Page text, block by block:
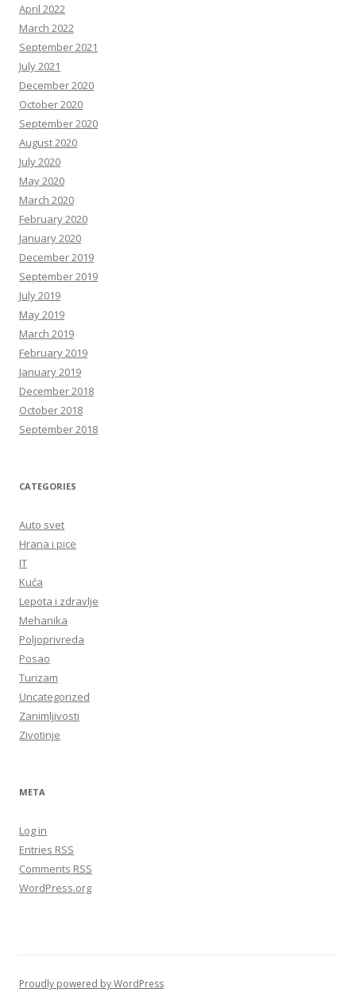
April 2022
March 2022
September 2021
July 2021
December 2020
October 2020
September 2020
August 2020
July 2020
May 2020
March 2020
February 2020
January 2020
December 2019
September 2019
July 2019
May 2019
March 2019
February 2019
January 2019
December 2018
October 2018
September 2018
CATEGORIES
Auto svet
Hrana i pice
IT
Kuća
Lepota i zdravlje
Mehanika
Poljoprivreda
Posao
Turizam
Uncategorized
Zanimljivosti
Zivotinje
META
Log in
Entries RSS
Comments RSS
WordPress.org
Proudly powered by WordPress